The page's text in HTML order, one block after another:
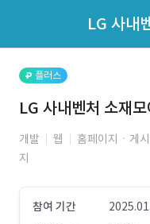
지원자 목록 바로가기
플러스
LG 사내벤처 소재
개발 웹
홈페이지ㆍ게
지
참여 기간